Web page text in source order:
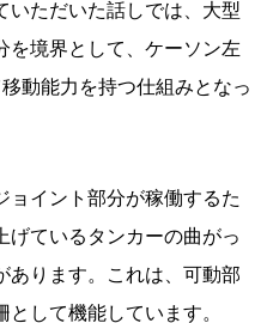
いただいた話しでは、大型
を境界として、ケーソン左
動能力を持つ仕組みとなっ
ョイント部分が稼働するた
げているタンカーの曲がっ
あります。これは、可動部
して機能しています。